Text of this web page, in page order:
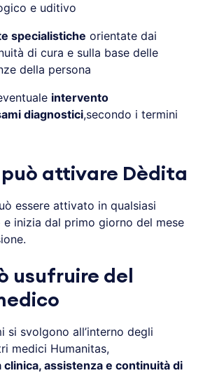
e uditivo
specialistiche orientate dai
di cura e sulla base delle
della persona
intervento
diagnostici,secondo i termini
attivare Dèdita
essere attivato in qualsiasi
e inizia dal primo giorno del mese
usufruire del
si svolgono all’interno degli
medici Humanitas,
clinica, assistenza e continuità di